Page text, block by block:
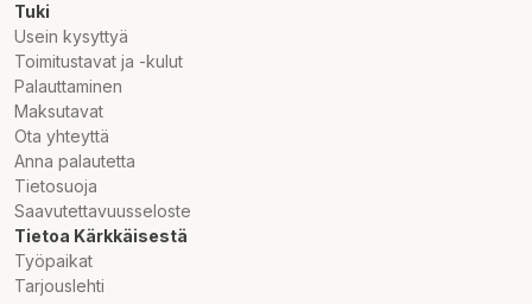
Tuki
Usein kysyttyä
Toimitustavat ja -kulut
Palauttaminen
Maksutavat
Ota yhteyttä
Anna palautetta
Tietosuoja
Saavutettavuusseloste
Tietoa Kärkkäisestä
Työpaikat
Tarjouslehti